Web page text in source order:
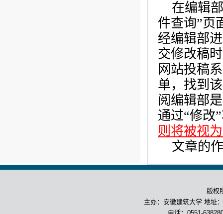
在编辑
件查询”页
经编辑部
交修改稿
网站投稿
单，找到
阅编辑部
通过“修改
则将被视
文章的
版权
主办：安徽建筑大学 地址